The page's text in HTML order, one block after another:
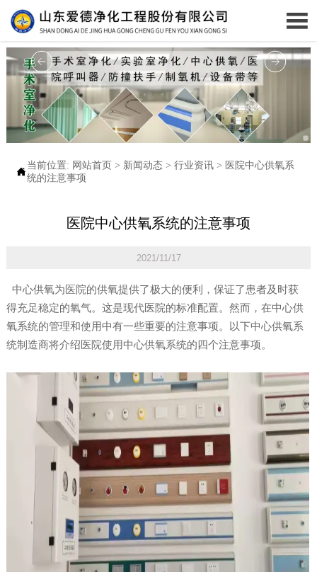


当前位置: 网站首页> 新闻动态> 行业资讯> 医院中心供氧系
统的注意事项
医院中心供氧系统的注意事项
2021/11/17
中心供氧为医院的供氧提供了极大的便利，保证了患者及时获
得充足稳定的氧气。这是现代医院的标准配置。然而，在中心供
氧系统的管理和使用中有一些重要的注意事项。以下中心供氧系
统制造商将介绍医院使用中心供氧系统的四个注意事项。